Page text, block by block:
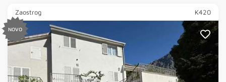
Zaostrog K420
NOVO